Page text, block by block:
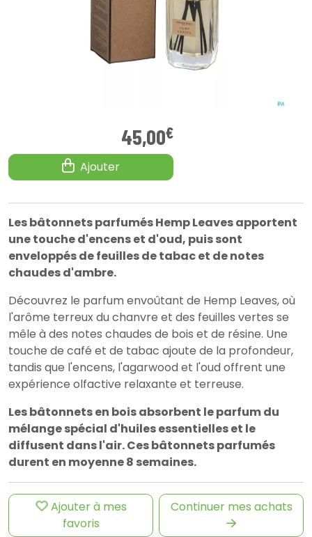
45,00€
Ajouter
Les bâtonnets parfumés Hemp Leaves apportent
une touche d'encens et d'oud, puis sont
enveloppés de feuilles de tabac et de notes
chaudes d'ambre.
Découvrez le parfum envoûtant de Hemp Leaves, où
l'arôme terreux du chanvre et des feuilles vertes se
mêle à des notes chaudes de bois et de résine. Une
touche de café et de tabac ajoute de la profondeur,
tandis que l'encens, l'agarwood et l'oud offrent une
expérience olfactive relaxante et terreuse.
Les bâtonnets en bois absorbent le parfum du
mélange spécial d'huiles essentielles et le
diffusent dans l'air. Ces bâtonnets parfumés
durent en moyenne 8 semaines.
Ajouter à mes
favoris
Continuer mes achats